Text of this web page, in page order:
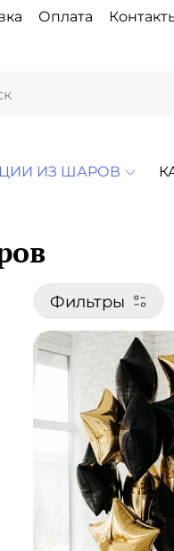
Оплата
ИЗ ШАРОВ
Фильтры